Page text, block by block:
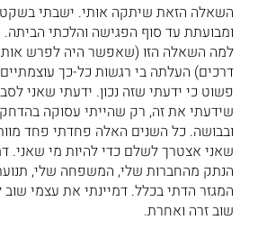
השאלה הזאת שיתקה אותי. ישבתי
ומבועתת עד סוף הפגישה והלכתי הביתה.
למה השאלה הזו (שאפשר היה לפרש
דרכים) העלתה בי רגשות כל-כך
פשוט כי ידעתי שזה נכון. ידעתי שאני
שידעתי את זה, רק שהייתי עסוקה
ובבושה. כל השנים האלה פחדתי פחד
שאני אצטרך לשלם כדי להיות מי שאני.
הנתק מהחברות שלי, המשפחה שלי,
המגזר הדתי בכלל. דמיינתי את עצמי
שוב זרה ואחרת.